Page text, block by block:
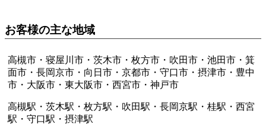
お客様の主な地域
高槻市・寝屋川市・茨木市・枚方市・吹田市・池田市・箕
面市・長岡京市・向日市・京都市・守口市・摂津市・豊中
市・大阪市・東大阪市・西宮市・神戸市
高槻駅・茨木駅・枚方駅・吹田駅・長岡京駅・桂駅・西宮
駅・守口駅・摂津駅